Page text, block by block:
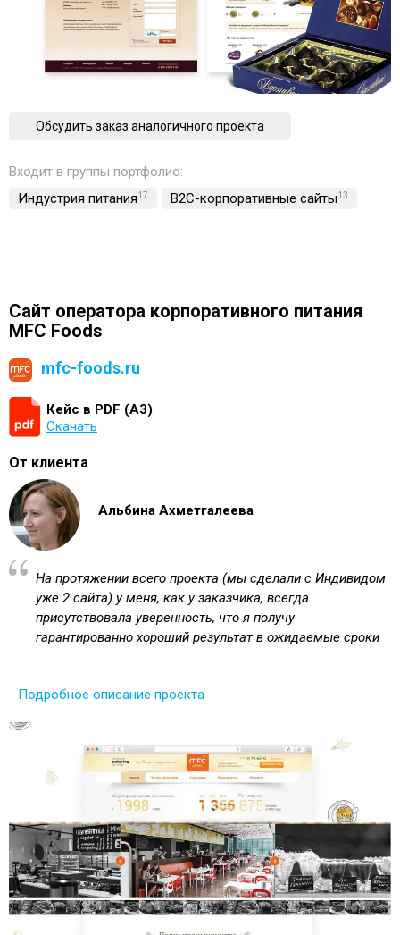
Обсудить заказ аналогичного проекта
Входит в группы портфолио:
Индустрия питания17 B2C-корпоративные сайты13
Сайт оператора корпоративного питания
MFC Foods
mfc-foods.ru
Кейс в PDF (А3)
Скачать
От клиента
Альбина Ахметгалеева
На протяжении всего проекта (мы сделали с Индивидом
уже 2 сайта) у меня, как у заказчика, всегда
присутствовала уверенность, что я получу
гарантированно хороший результат в ожидаемые сроки
Подробное описание проекта